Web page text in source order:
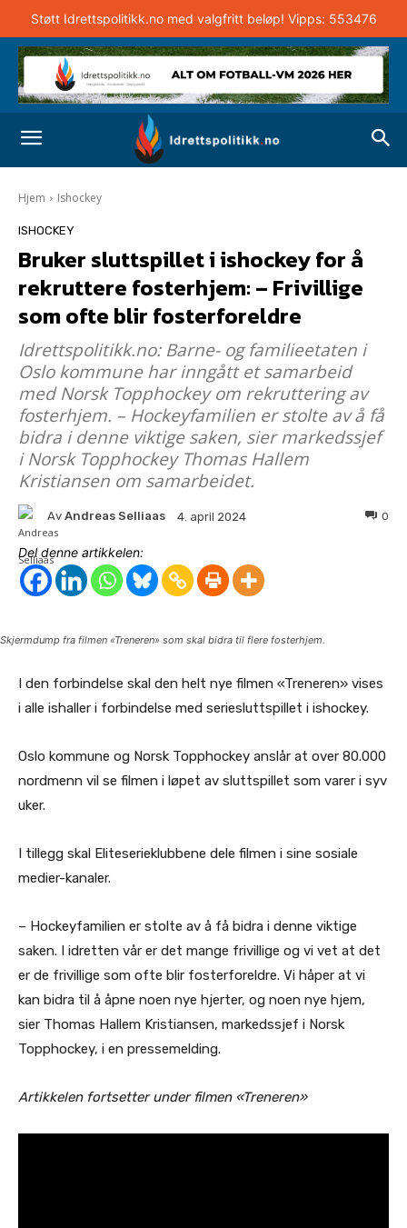
Støtt Idrettspolitikk.no med valgfritt beløp! Vipps: 553476
Hjem Ishockey
ISHOCKEY
Bruker sluttspillet i ishockey for å
rekruttere fosterhjem: – Frivillige
som ofte blir fosterforeldre
Idrettspolitikk.no: Barne- og familieetaten i
Oslo kommune har inngått et samarbeid
med Norsk Topphockey om rekruttering av
fosterhjem. – Hockeyfamilien er stolte av å få
bidra i denne viktige saken, sier markedssjef
i Norsk Topphockey Thomas Hallem
Kristiansen om samarbeidet.
Av Andreas Selliaas 4. april 2024 0
Del denne artikkelen:
Skjermdump fra filmen «Treneren» som skal bidra til flere fosterhjem.
I den forbindelse skal den helt nye filmen «Treneren» vises
i alle ishaller i forbindelse med seriesluttspillet i ishockey.
Oslo kommune og Norsk Topphockey anslår at over 80.000
nordmenn vil se filmen i løpet av sluttspillet som varer i syv
uker.
I tillegg skal Eliteserieklubbene dele filmen i sine sosiale
medier-kanaler.
– Hockeyfamilien er stolte av å få bidra i denne viktige
saken. I idretten vår er det mange frivillige og vi vet at det
er de frivillige som ofte blir fosterforeldre. Vi håper at vi
kan bidra til å åpne noen nye hjerter, og noen nye hjem,
sier Thomas Hallem Kristiansen, markedssjef i Norsk
Topphockey, i en pressemelding.
Artikkelen fortsetter under filmen «Treneren»